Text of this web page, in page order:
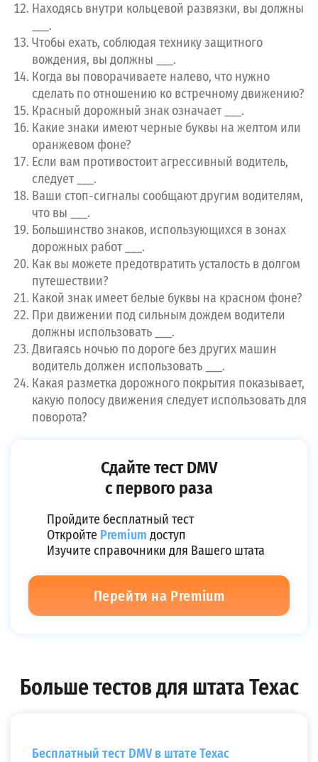
Начать заново
Номер вопроса
0 Неверно (9 максимум) 0 Верно
1234 56
Сдайте тест DMV с первого раза
Пройдите бесплатный тест
ОткройтеPremiumдоступ
Изучите справочники для Вашего штата
Перейти на Premium
Находясь внутри кольцевой развязки, вы должны
___.
Чтобы ехать, соблюдая технику защитного
вождения, вы должны ___.
Когда вы поворачиваете налево, что нужно
сделать по отношению ко встречному движению?
Красный дорожный знак означает ___.
Какие знаки имеют черные буквы на желтом или
оранжевом фоне?
Если вам противостоит агрессивный водитель,
следует ___.
Ваши стоп-сигналы сообщают другим водителям,
что вы ___.
Большинство знаков, использующихся в зонах
дорожных работ ___.
Как вы можете предотвратить усталость в долгом
путешествии?
Какой знак имеет белые буквы на красном фоне?
При движении под сильным дождем водители
должны использовать ___.
Двигаясь ночью по дороге без других машин
водитель должен использовать ___.
Какая разметка дорожного покрытия показывает,
какую полосу движения следует использовать для
поворота?
Сдайте тест DMV
с первого раза
Пройдите бесплатный тест
Откройте Premium доступ
Изучите справочники для Вашего штата
Перейти на Premium
Больше тестов для штата Техас
Бесплатный тест DMV в штате Техас